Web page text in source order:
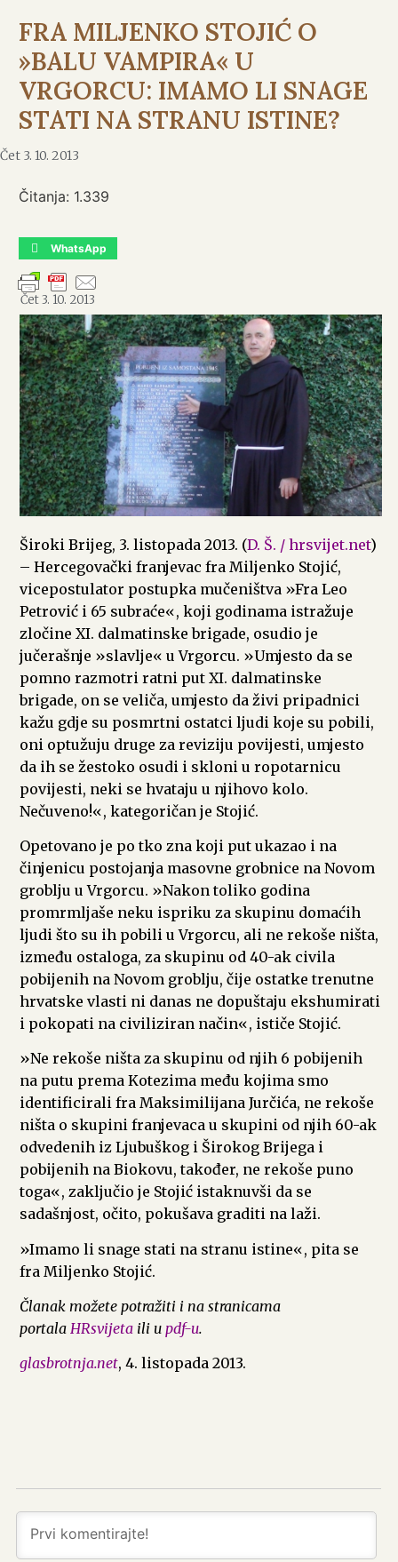
FRA MILJENKO STOJIĆ O
»BALU VAMPIRA« U
VRGORCU: IMAMO LI SNAGE
STATI NA STRANU ISTINE?
Čet 3. 10. 2013
Čitanja: 1.339
WhatsApp
Čet 3. 10. 2013
Široki Brijeg, 3. listopada 2013. (D. Š. / hrsvijet.net)
– Hercegovački franjevac fra Miljenko Stojić,
vicepostulator postupka mučeništva »Fra Leo
Petrović i 65 subraće«, koji godinama istražuje
zločine XI. dalmatinske brigade, osudio je
jučerašnje »slavlje« u Vrgorcu. »Umjesto da se
pomno razmotri ratni put XI. dalmatinske
brigade, on se veliča, umjesto da živi pripadnici
kažu gdje su posmrtni ostatci ljudi koje su pobili,
oni optužuju druge za reviziju povijesti, umjesto
da ih se žestoko osudi i skloni u ropotarnicu
povijesti, neki se hvataju u njihovo kolo.
Nečuveno!«, kategoričan je Stojić.
Opetovano je po tko zna koji put ukazao i na
činjenicu postojanja masovne grobnice na Novom
groblju u Vrgorcu. »Nakon toliko godina
promrmljaše neku ispriku za skupinu domaćih
ljudi što su ih pobili u Vrgorcu, ali ne rekoše ništa,
između ostaloga, za skupinu od 40-ak civila
pobijenih na Novom groblju, čije ostatke trenutne
hrvatske vlasti ni danas ne dopuštaju ekshumirati
i pokopati na civiliziran način«, ističe Stojić.
»Ne rekoše ništa za skupinu od njih 6 pobijenih
na putu prema Kotezima među kojima smo
identificirali fra Maksimilijana Jurčića, ne rekoše
ništa o skupini franjevaca u skupini od njih 60-ak
odvedenih iz Ljubuškog i Širokog Brijega i
pobijenih na Biokovu, također, ne rekoše puno
toga«, zaključio je Stojić istaknuvši da se
sadašnjost, očito, pokušava graditi na laži.
»Imamo li snage stati na stranu istine«, pita se
fra Miljenko Stojić.
Članak možete potražiti i na stranicama
portala HRsvijeta ili u pdf-u.
glasbrotnja.net, 4. listopada 2013.